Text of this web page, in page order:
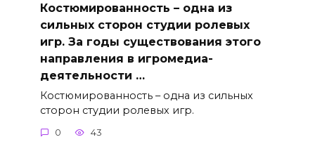
Костюмированность – одна из
сильных сторон студии ролевых
игр. За годы существования этого
направления в игромедиа-
деятельности …
Костюмированность – одна из сильных
сторон студии ролевых игр.
0 43